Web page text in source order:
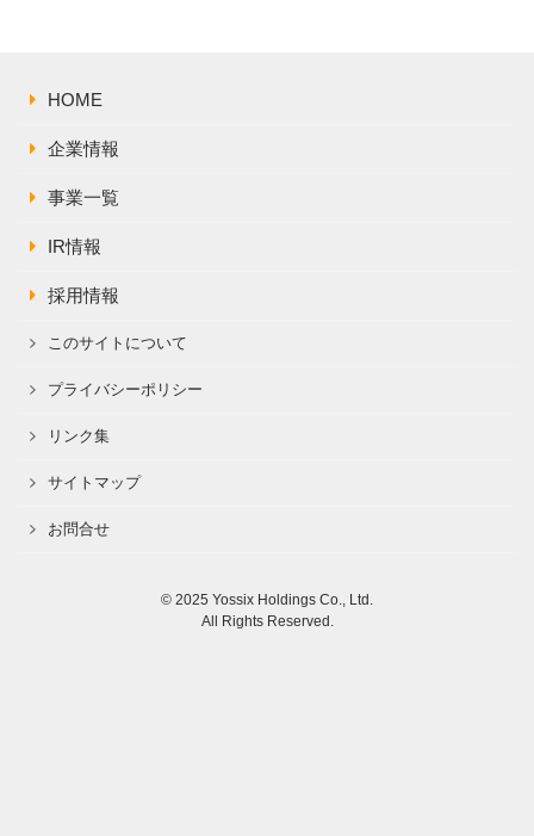
HOME
企業情報
事業一覧
IR情報
採用情報
このサイトについて
プライバシーポリシー
リンク集
サイトマップ
お問合せ
© 2025 Yossix Holdings Co., Ltd.
All Rights Reserved.